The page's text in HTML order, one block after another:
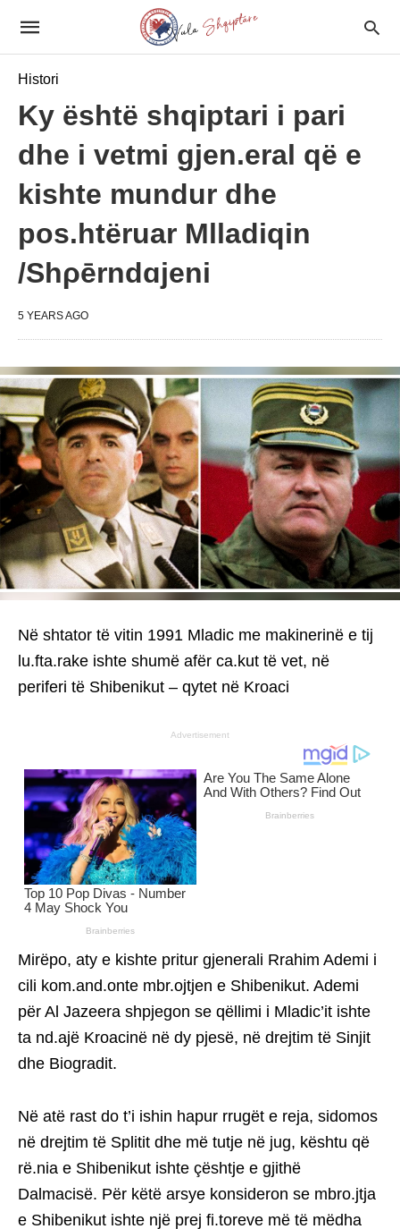
Histori
Ky është shqiptari i pari
dhe i vetmi gjen.eral që e
kishte mundur dhe
pos.htëruar Mlladiqin
/Shρērndɑjeni
5 YEARS AGO
Në shtator të vitin 1991 Mladic me makinerinë e tij
lu.fta.rake ishte shumë afër ca.kut të vet, në
periferi të Shibenikut – qytet në Kroaci
Advertisement
Mirëpo, aty e kishte pritur gjenerali Rrahim Ademi i
cili kom.and.onte mbr.ojtjen e Shibenikut. Ademi
për Al Jazeera shpjegon se qëllimi i Mladic’it ishte
ta nd.ajë Kroacinë në dy pjesë, në drejtim të Sinjit
dhe Biogradit.
Në atë rast do t’i ishin hapur rrugët e reja, sidomos
në drejtim të Splitit dhe më tutje në jug, kështu që
rë.nia e Shibenikut ishte çështje e gjithë
Dalmacisë. Për këtë arsye konsideron se mbro.jtja
e Shibenikut ishte një prej fi.toreve më të mëdha